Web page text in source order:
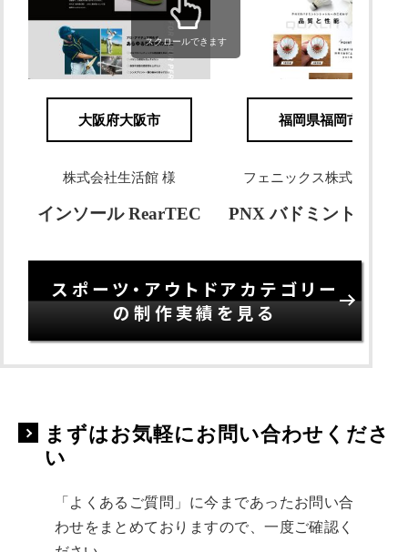
大阪府大阪市
株式会社生活館 様
インソール RearTEC
福岡県福岡市
フェニックス株式会社 様
スクロールできます
スポーツ・アウトドアカテゴリー
の制作実績を見る
まずはお気軽にお問い合わせくださ
い
「よくあるご質問」に今まであったお問い合
わせをまとめておりますので、一度ご確認く